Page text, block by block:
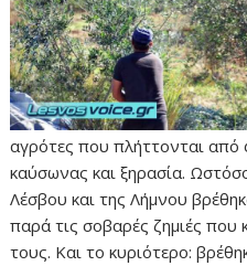
αγρότες που πλήττονται
καύσωνας και ξηρασία.
Λέσβου και της Λήμνου
παρά τις σοβαρές ζημιές
τους. Και το κυριότερο: